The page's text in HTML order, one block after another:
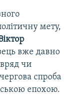
мету,
вже давно
чи
спроба
епохою.